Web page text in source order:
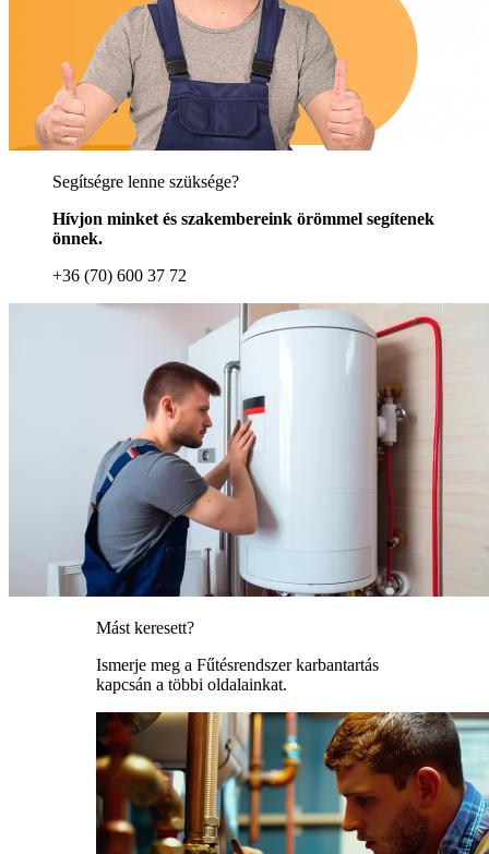
Segítségre lenne szüksége?
Hívjon minket és szakembereink örömmel segítenek
önnek.
+36 (70) 600 37 72
Mást keresett?
Ismerje meg a Fűtésrendszer karbantartás
kapcsán a többi oldalainkat.